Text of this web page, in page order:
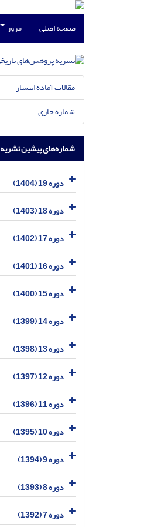
صفحه اصلی مرور
مقالات آماده انتشار
شماره جاری
شماره‌های پیشین نشریه
دوره 19 (1404)
دوره 18 (1403)
دوره 17 (1402)
دوره 16 (1401)
دوره 15 (1400)
دوره 14 (1399)
دوره 13 (1398)
دوره 12 (1397)
دوره 11 (1396)
دوره 10 (1395)
دوره 9 (1394)
دوره 8 (1393)
دوره 7 (1392)